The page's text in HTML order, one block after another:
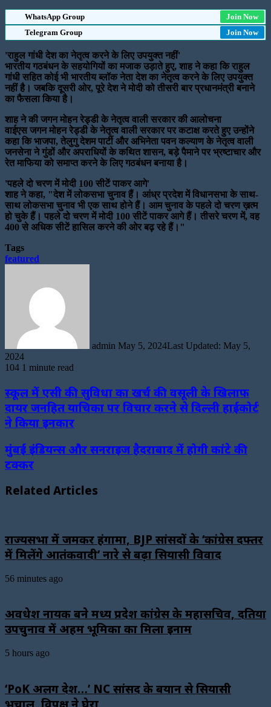
WhatsApp Group
Join Now
Telegram Group
Join Now
'राहुल गांधी देश का नेतृत्व करने के लिए उपयुक्त नहीं'
भारतीय गठबंधन के सहयोगियों का मजाक उड़ाते हुए, शाह ने कहा कि राहुल
गांधी सहित कोई भी भारतीय ब्लॉक नेता देश का नेतृत्व करने के लिए उपयुक्त
नहीं है। जबकि दूसरी ओर, पूरे देश ने मोदी को तीसरी बार प्रधानमंत्री बनाने
का फैसला किया है।
शाह ने की जगन मोहन रेड्डी के नेतृत्व वाली सरकार की आलोचना
वाईएस जगन मोहन रेड्डी के नेतृत्व वाली सरकार पर कटाक्ष करते हुए उन्होंने
कहा कि भाजपा, तेलुगु देशम पार्टी और अभिनेता पवन कल्याण के नेतृत्व वाली
जनसेना ने गुंडों और अपराधियों के कथित शासन, बड़े पैमाने पर भ्रष्टाचार और
रेत माफिया को समाप्त करने के लिए गठबंधन बनाया है।
'पहले दो चरण में मोदी 100 सीटें पाकर आगे'
शाह ने कहा, "देश में लोकसभा चुनाव हैं। आंध्र प्रदेश में विधानसभा के साथ-
साथ लोकसभा चुनाव भी एक साथ होने हैं। आम चुनाव के पहले दो चरण ख़त्म
हो चुके हैं। पहले दो चरण में मोदी 100 सीटें पाकर आगे हैं। तीसरे चरण में, वह
400 से अधिक सीटें हासिल करने की ओर बढ़ रहे हैं।"
Tags
featured
admin May 5, 2024Last Updated: May 5,
2024
104 1 minute read
स्कूल में एसी की सुविधा का खर्च की वसूली के खिलाफ
दायर जनहित याचिका पर विचार करने से दिल्ली हाईकोर्ट
ने किया इनकार
मुंबई इंडियन्स और सनराइज हैदराबाद में होगी कांटे की
टक्कर
Related Articles
राज्यसभा में जमकर हंगामा, BJP सांसदों के ‘कांग्रेस दफ्तर
में मिलेंगे आतंकवादी’ नारे से बढ़ा सियासी विवाद
56 minutes ago
अवधेश नायक बने मध्य प्रदेश कांग्रेस के महासचिव, दतिया
उपचुनाव में अहम भूमिका का मिला इनाम
5 hours ago
‘PoK अलग देश…’ NC सांसद के बयान से सियासी
भूचाल, विपक्ष ने घेरा